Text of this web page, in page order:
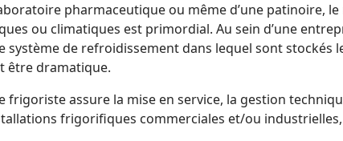
pharmaceutique ou même d’une patinoire,
ou climatiques est primordial. Au sein d’une
système de refroidissement dans lequel sont stockés
être dramatique.
frigoriste assure la mise en service, la gestion
frigorifiques commerciales et/ou